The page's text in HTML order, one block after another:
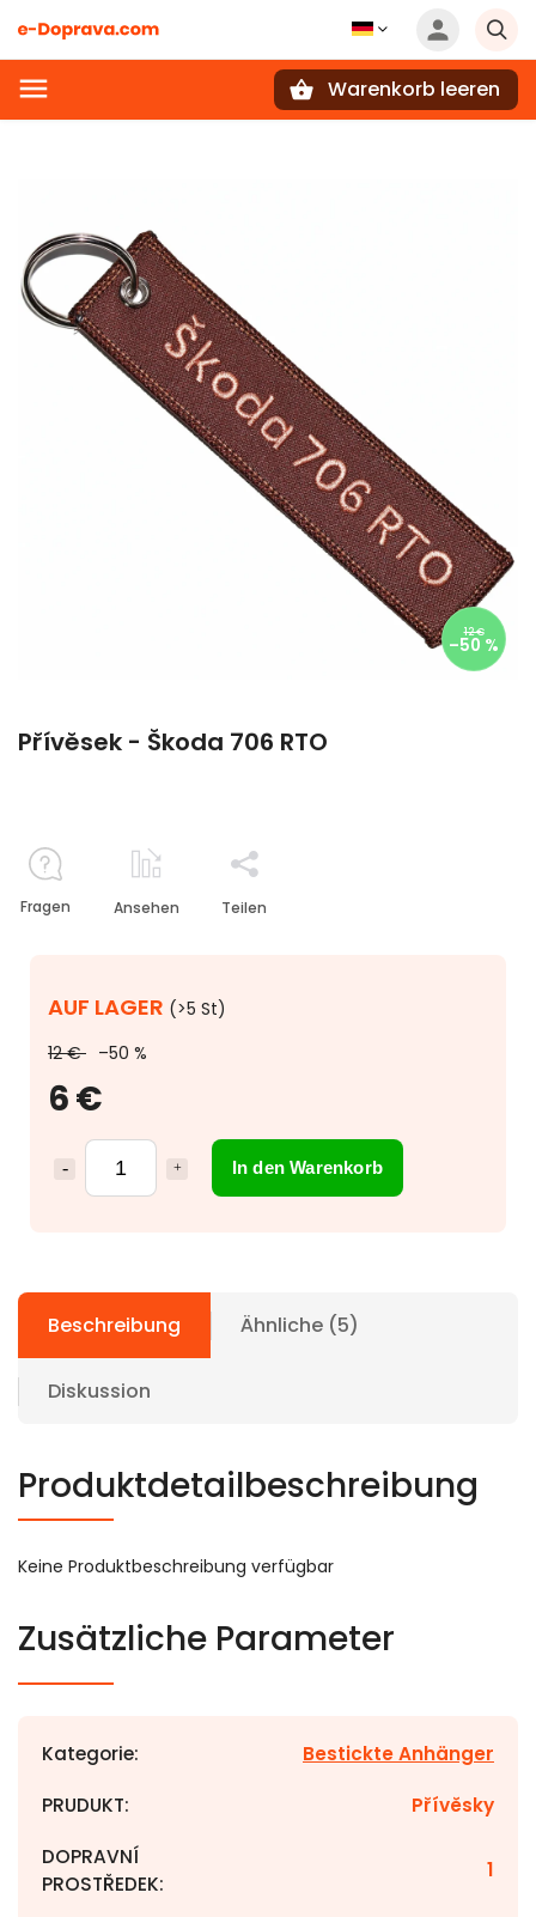
Warenkorb leeren
12 €
–50 %
Přívěsek - Škoda 706 RTO
12 € –50 %
6 €
In den Warenkorb
AUF LAGER (>5 St)
Fragen Ansehen Teilen
Beschreibung Ähnliche (5)
Diskussion
Produktdetailbeschreibung
Keine Produktbeschreibung verfügbar
Zusätzliche Parameter
Kategorie: Bestickte Anhänger
PRUDUKT: Přívěsky
DOPRAVNÍ
PROSTŘEDEK:
1